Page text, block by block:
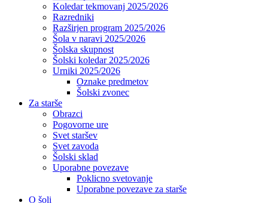
Koledar tekmovanj 2025/2026
Razredniki
Razširjen program 2025/2026
Šola v naravi 2025/2026
Šolska skupnost
Šolski koledar 2025/2026
Urniki 2025/2026
Oznake predmetov
Šolski zvonec
Za starše
Obrazci
Pogovorne ure
Svet staršev
Svet zavoda
Šolski sklad
Uporabne povezave
Poklicno svetovanje
Uporabne povezave za starše
O šoli